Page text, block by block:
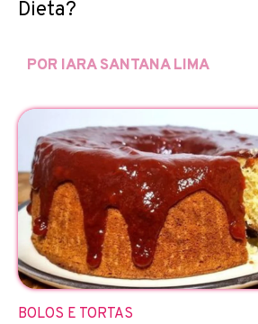
Dieta?
POR IARA SANTANA LIMA
BOLOS E TORTAS